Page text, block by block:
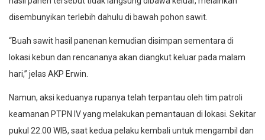
disembunyikan terlebih dahulu di bawah pohon sawit.
“Buah sawit hasil panenan kemudian disimpan sementara di
lokasi kebun dan rencananya akan diangkut keluar pada malam
hari,” jelas AKP Erwin.
Namun, aksi keduanya rupanya telah terpantau oleh tim patroli
keamanan PTPN IV yang melakukan pemantauan di lokasi. Sekitar
pukul 22.00 WIB, saat kedua pelaku kembali untuk mengambil dan